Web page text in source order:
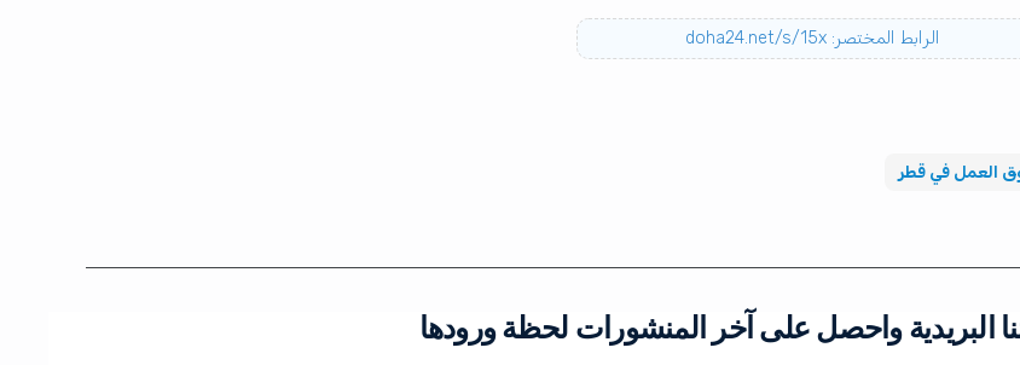
الرابط المختصر: doha24.net/s/15x
العمل في قطر
البريدية واحصل على آخر المنشورات لحظة ورودها